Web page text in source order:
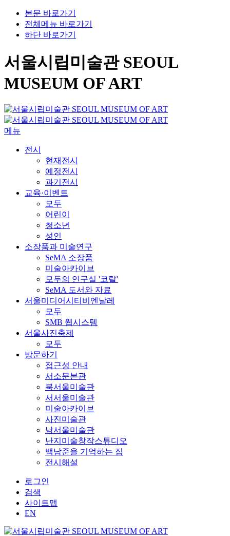
본문 바로가기
전체메뉴 바로가기
하단 바로가기
서울시립미술관 SEOUL
MUSEUM OF ART
메뉴
전시
현재전시
예정전시
과거전시
교육·이벤트
모두
어린이
청소년
성인
소장품과 미술연구
SeMA 소장품
미술아카이브
모두의 연구실 '코랄'
SeMA 도서와 자료
서울미디어시티비엔날레
모두
SMB 웹시스템
서울사진축제
모두
방문하기
접근성 안내
서소문본관
북서울미술관
서서울미술관
미술아카이브
사진미술관
남서울미술관
난지미술창작스튜디오
백남준을 기억하는 집
전시해설
로그인
검색
사이트맵
EN